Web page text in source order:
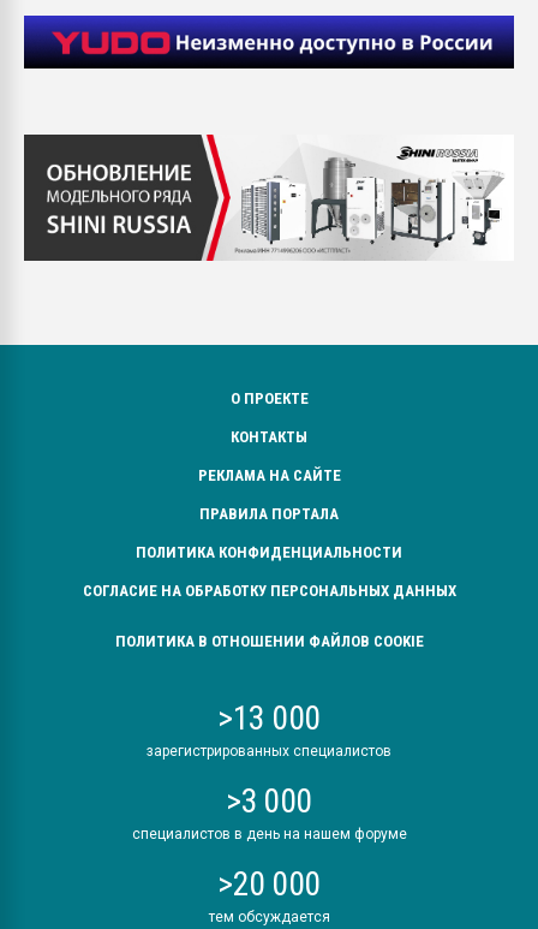
О ПРОЕКТЕ
КОНТАКТЫ
РЕКЛАМА НА САЙТЕ
ПРАВИЛА ПОРТАЛА
ПОЛИТИКА КОНФИДЕНЦИАЛЬНОСТИ
СОГЛАСИЕ НА ОБРАБОТКУ ПЕРСОНАЛЬНЫХ ДАННЫХ
ПОЛИТИКА В ОТНОШЕНИИ ФАЙЛОВ COOKIE
>13 000
зарегистрированных специалистов
>3 000
специалистов в день на нашем форуме
>20 000
тем обсуждается